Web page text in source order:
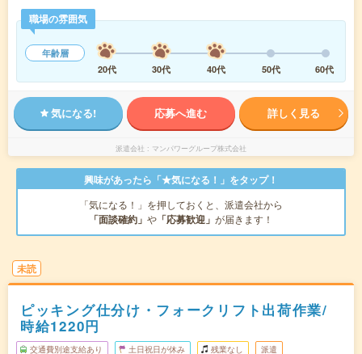
職場の雰囲気
年齢層
20代
30代 40代 50代 60代
気になる! 応募へ進む 詳しく見る
派遣会社 マンパワーグループ株式会社
興味があったら「★気になる！」をタップ！
「気になる！」を押しておくと、派遣会社から
「面談確約」 や 「応募歓迎」 が届きます！
未読
ピッキング仕分け・フォークリフト出荷作業/
時給1220円
交通費別途支給あり 土日祝日が休み 残業なし 派遣